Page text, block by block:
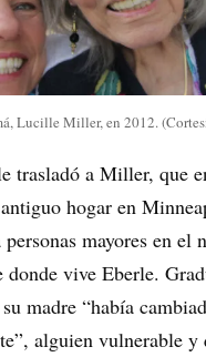
Lucille Miller, en 2012.
trasladó a Miller, que
hogar en
mayores en el
donde vive Eberle.
madre “había
alguien vulnerable y